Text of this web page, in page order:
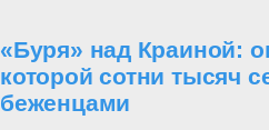
«Буря» над Краиной:
которой сотни тысяч
беженцами